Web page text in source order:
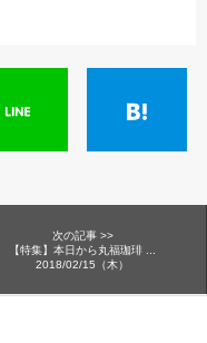
次の記事 >>
【特集】本日から丸福珈琲 ...
2018/02/15（木）